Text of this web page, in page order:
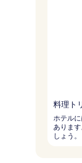
料理ト
ホテル
ありま
しょう。